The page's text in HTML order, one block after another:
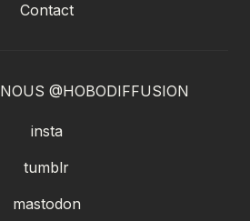
Contact
@HOBODIFFUSION
insta
tumblr
mastodon